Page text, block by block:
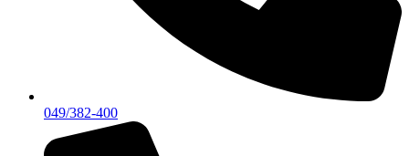
049/382-400